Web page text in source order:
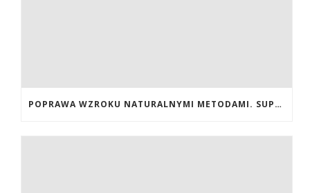
POPRAWA WZROKU NATURALNYMI METODAMI. SUPLEMENTY CALIVITA NA POPRAWĘ WZROKU